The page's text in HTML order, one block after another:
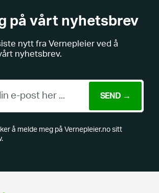
på vårt nyhetsbrev
nytt fra Vernepleier ved å
nyhetsbrev.
å melde meg på Vernepleier.no sitt